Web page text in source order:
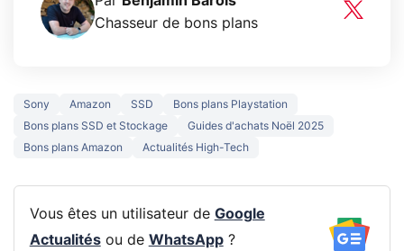
Chasseur de bons plans
Sony Amazon SSD
Bons plans Playstation
Bons plans SSD et Stockage
Guides d'achats Noël 2025
Bons plans Amazon
Actualités High-Tech
Vous êtes un utilisateur de Google
Actualitésou de WhatsApp?